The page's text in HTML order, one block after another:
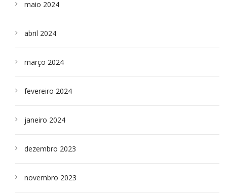
maio 2024
abril 2024
março 2024
fevereiro 2024
janeiro 2024
dezembro 2023
novembro 2023